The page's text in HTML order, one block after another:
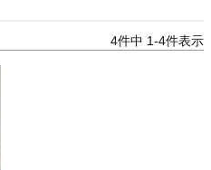
4件中 1-4件表示